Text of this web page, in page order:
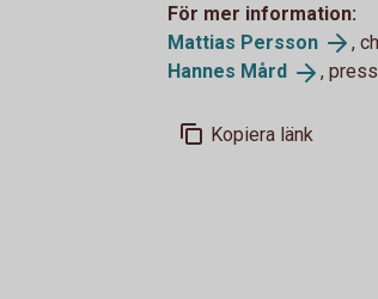
För mer information:
Mattias Persson
,
Hannes Mård ,
Kopiera länk